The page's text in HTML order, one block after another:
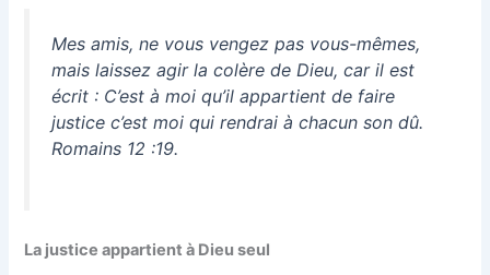
Mes amis, ne vous vengez pas vous-mêmes,
mais laissez agir la colère de Dieu, car il est
écrit : C’est à moi qu’il appartient de faire
justice c’est moi qui rendrai à chacun son dû.
Romains 12 :19.
La justice appartient à Dieu seul